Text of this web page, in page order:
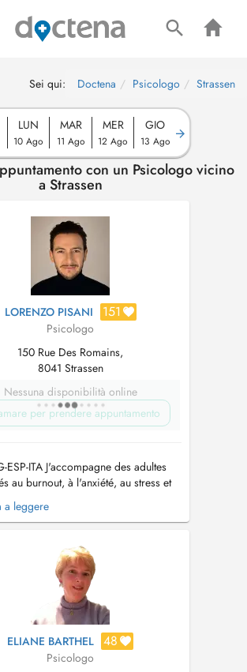
Sei qui: Doctena Psicologo Strassen
LUN
10 Ago
MAR
11 Ago
MER
12 Ago
GIO
13 Ago
con un Psicologo vicino
a Strassen
LORENZO PISANI 151
Psicologo
150 Rue Des Romains,
8041 Strassen
Nessuna disponibilità online
per prendere appuntamento
ESP-ITA J'accompagne des adultes
au burnout, à l'anxiété, au stress et
amoureuses à retrouver clarté,
et bien-être durable. CE
stress et épu...
a leggere
ELIANE BARTHEL 48
Psicologo